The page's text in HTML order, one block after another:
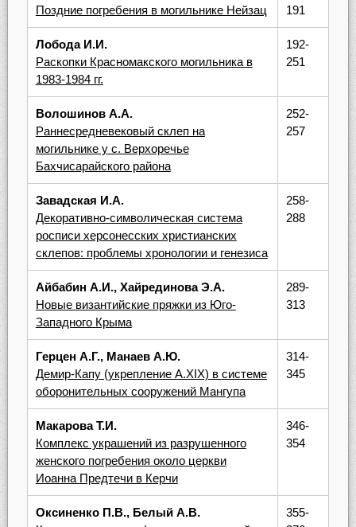
Поздние погребения в могильнике Нейзац
191
Лобода И.И.
Раскопки Красномакского могильника в
1983-1984 гг.
192-
251
Волошинов А.А.
Раннесредневековый склеп на
могильнике у с. Верхоречье
Бахчисарайского района
252-
257
Завадская И.А.
Декоративно-символическая система
росписи херсонесских христианских
склепов: проблемы хронологии и генезиса
258-
288
Айбабин А.И., Хайрединова Э.А.
Новые византийские пряжки из Юго-
Западного Крыма
289-
313
Герцен А.Г., Манаев А.Ю.
Демир-Капу (укрепление A.XIX) в системе
оборонительных сооружений Мангупа
314-
345
Макарова Т.И.
Комплекс украшений из разрушенного
женского погребения около церкви
Иоанна Предтечи в Керчи
346-
354
Оксиненко П.В., Белый А.В.
355-